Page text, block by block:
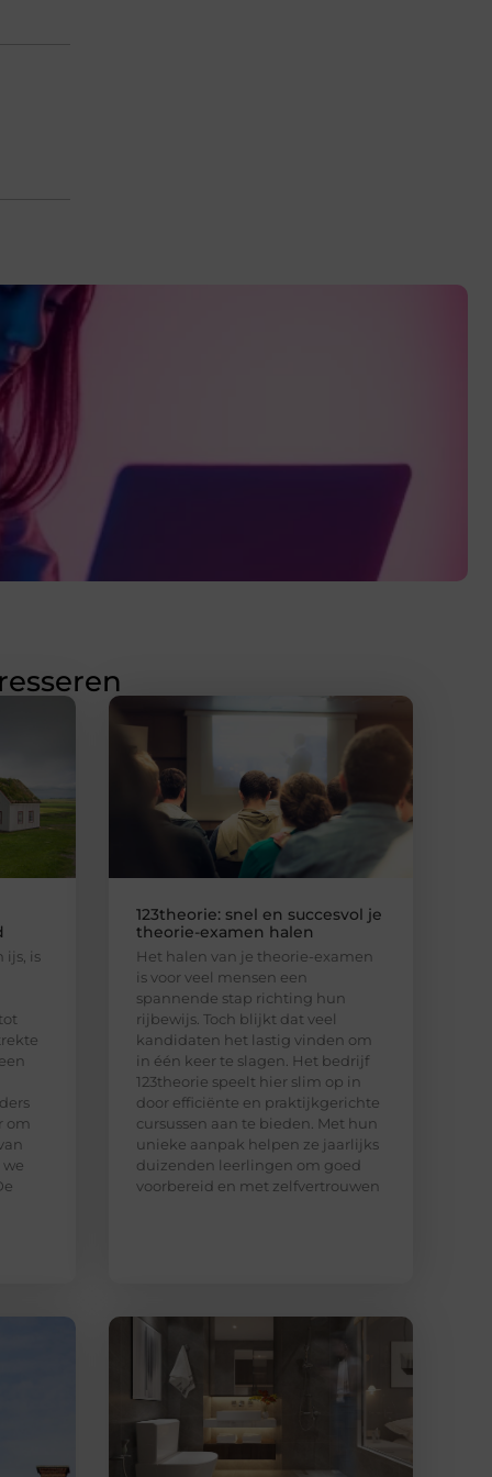
ijs, is
om
123theorie: snel en succesvol je
theorie-examen halen
Het halen van je theorie-examen
is voor veel mensen een
spannende stap richting hun
rijbewijs. Toch blijkt dat veel
kandidaten het lastig vinden om
in één keer te slagen. Het bedrijf
123theorie speelt hier slim op in
door efficiënte en praktijkgerichte
cursussen aan te bieden. Met hun
unieke aanpak helpen ze jaarlijks
duizenden leerlingen om goed
voorbereid en met zelfvertrouwen